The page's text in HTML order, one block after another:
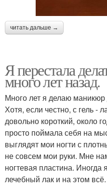
читать дальше →
Я перестала
много лет назад.
Много лет я делаю
Хотя, если честно, с гель -
довольно короткий, около
просто поймала себя на
выглядят мои ногти с
не совсем мои руки. Мне
ногтевая пластина. Иногда
лечебный лак и на этом всё.